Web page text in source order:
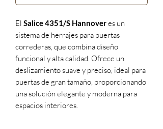
El Salice 4351/S Hannoveres un
sistema de herrajes para puertas
correderas, que combina diseño
funcional y alta calidad. Ofrece un
deslizamiento suave y preciso, ideal para
puertas de gran tamaño, proporcionando
una solución elegante y moderna para
espacios interiores.